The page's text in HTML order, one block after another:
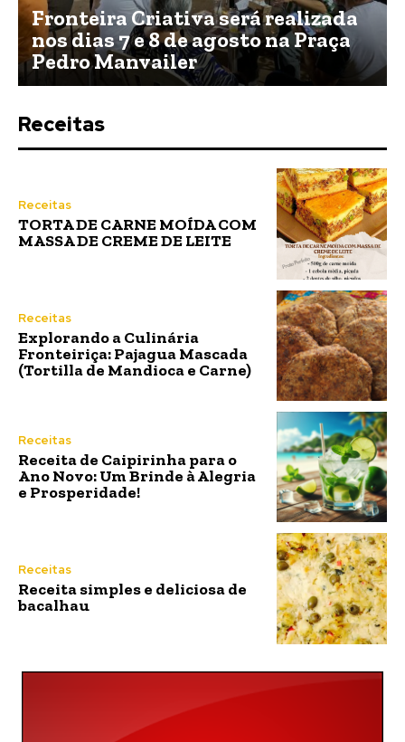
Fronteira Criativa será realizada
nos dias 7 e 8 de agosto na Praça
Pedro Manvailer
Receitas
Receitas
TORTA DE CARNE MOÍDA COM
MASSA DE CREME DE LEITE
Receitas
Explorando a Culinária
Fronteiriça: Pajagua Mascada
(Tortilla de Mandioca e Carne)
Receitas
Receita de Caipirinha para o
Ano Novo: Um Brinde à Alegria
e Prosperidade!
Receitas
Receita simples e deliciosa de
bacalhau